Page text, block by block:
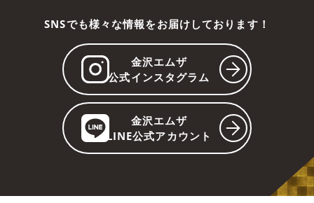
SNSでも様々な情報をお届けしております！
金沢エムザ
公式インスタグラム
金沢エムザ
LINE公式アカウント